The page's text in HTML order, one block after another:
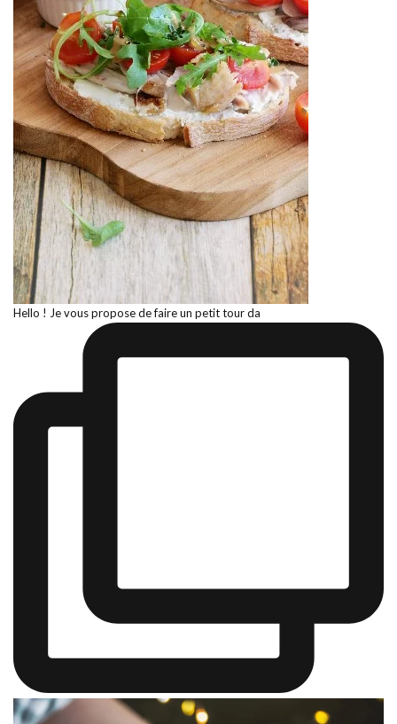
Hello ! Je vous propose de faire un petit tour da